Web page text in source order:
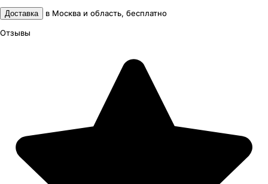
Доставка в Москва и область, бесплатно
Отзывы